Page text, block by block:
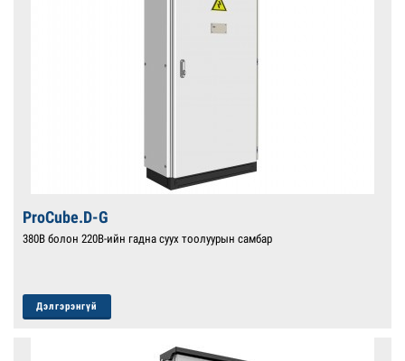
ProCube.D-G
380В болон 220В-ийн гадна суух тоолуурын самбар
Дэлгэрэнгүй